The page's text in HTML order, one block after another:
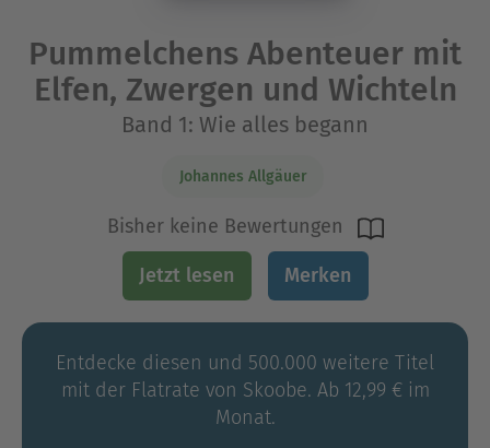
Pummelchens Abenteuer mit
Elfen, Zwergen und Wichteln
Band 1: Wie alles begann
Johannes Allgäuer
Bisher keine Bewertungen
Jetzt lesen Merken
Entdecke diesen und 500.000 weitere Titel
mit der Flatrate von Skoobe. Ab 12,99 € im
Monat.